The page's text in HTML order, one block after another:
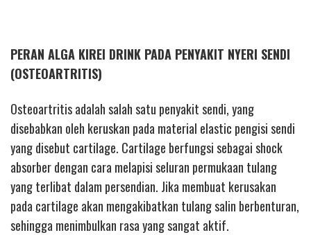
PERAN ALGA KIREI DRINK PADA PENYAKIT NYERI SENDI
(OSTEOARTRITIS)
Osteoartritis adalah salah satu penyakit sendi, yang
disebabkan oleh keruskan pada material elastic pengisi sendi
yang disebut cartilage. Cartilage berfungsi sebagai shock
absorber dengan cara melapisi seluran permukaan tulang
yang terlibat dalam persendian. Jika membuat kerusakan
pada cartilage akan mengakibatkan tulang salin berbenturan,
sehingga menimbulkan rasa yang sangat aktif.